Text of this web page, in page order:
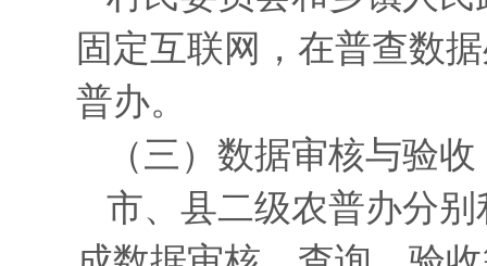
固定互联网，在普查数
普办。
（三）数据审核与验收
市、县二级农普办分